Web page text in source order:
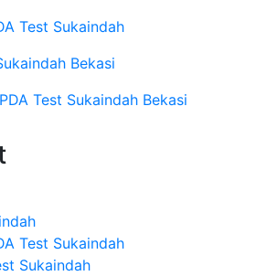
Test Sukaindah
Bekasi
Test Sukaindah Bekasi
Test Sukaindah
Sukaindah